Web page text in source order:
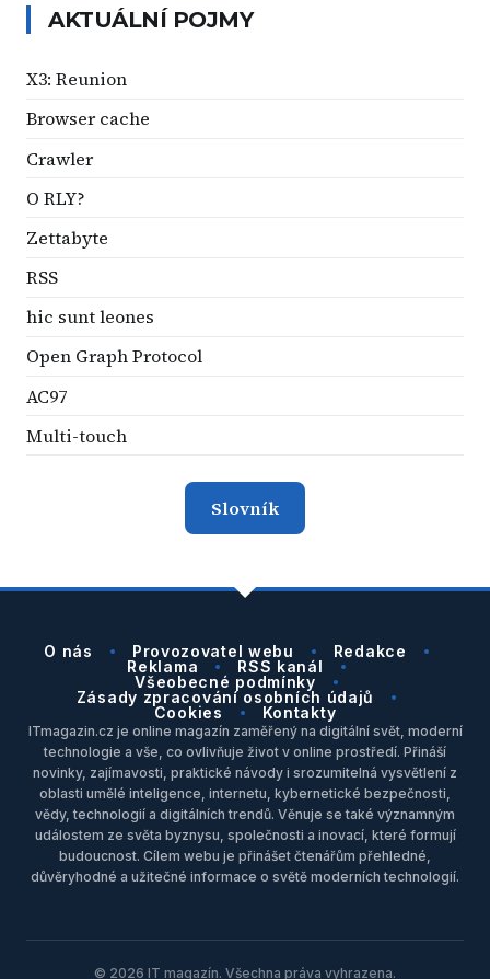
AKTUÁLNÍ POJMY
X3: Reunion
Browser cache
Crawler
O RLY?
Zettabyte
RSS
hic sunt leones
Open Graph Protocol
AC97
Multi-touch
Slovník
O nás Provozovatel webu
Redakce
Reklama
RSS kanál
Všeobecné podmínky
Zásady zpracování osobních údajů
Cookies
Kontakty
ITmagazin.cz je online magazín zaměřený na digitální svět, moderní
technologie a vše, co ovlivňuje život v online prostředí. Přináší
novinky, zajímavosti, praktické návody i srozumitelná vysvětlení z
oblasti umělé inteligence, internetu, kybernetické bezpečnosti,
vědy, technologií a digitálních trendů. Věnuje se také významným
událostem ze světa byznysu, společnosti a inovací, které formují
budoucnost. Cílem webu je přinášet čtenářům přehledné,
důvěryhodné a užitečné informace o světě moderních technologií.
© 2026 IT magazín. Všechna práva vyhrazena.